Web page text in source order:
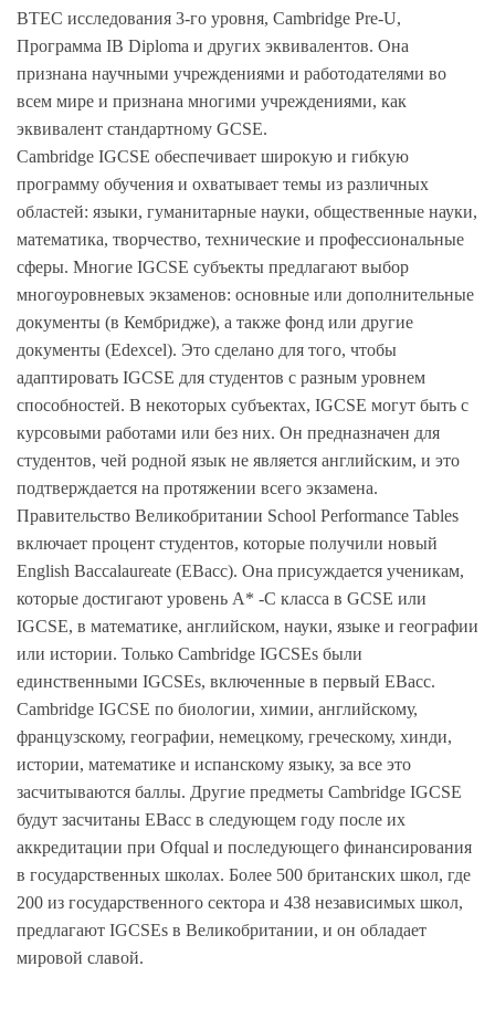
BTEC исследования 3-го уровня, Cambridge Pre-U,
Программа IB Diploma и других эквивалентов. Она
признана научными учреждениями и работодателями во
всем мире и признана многими учреждениями, как
эквивалент стандартному GCSE.
Cambridge IGCSE обеспечивает широкую и гибкую
программу обучения и охватывает темы из различных
областей: языки, гуманитарные науки, общественные науки,
математика, творчество, технические и профессиональные
сферы. Многие IGCSE субъекты предлагают выбор
многоуровневых экзаменов: основные или дополнительные
документы (в Кембридже), а также фонд или другие
документы (Edexcel). Это сделано для того, чтобы
адаптировать IGCSE для студентов с разным уровнем
способностей. В некоторых субъектах, IGCSE могут быть с
курсовыми работами или без них. Он предназначен для
студентов, чей родной язык не является английским, и это
подтверждается на протяжении всего экзамена.
Правительство Великобритании School Performance Tables
включает процент студентов, которые получили новый
English Baccalaureate (EBacc). Она присуждается ученикам,
которые достигают уровень A* -C класса в GCSE или
IGCSE, в математике, английском, науки, языке и географии
или истории. Только Cambridge IGCSEs были
единственными IGCSEs, включенные в первый EBacc.
Cambridge IGCSE по биологии, химии, английскому,
французскому, географии, немецкому, греческому, хинди,
истории, математике и испанскому языку, за все это
засчитываются баллы. Другие предметы Cambridge IGCSE
будут засчитаны EBacc в следующем году после их
аккредитации при Ofqual и последующего финансирования
в государственных школах. Более 500 британских школ, где
200 из государственного сектора и 438 независимых школ,
предлагают IGCSEs в Великобритании, и он обладает
мировой славой.